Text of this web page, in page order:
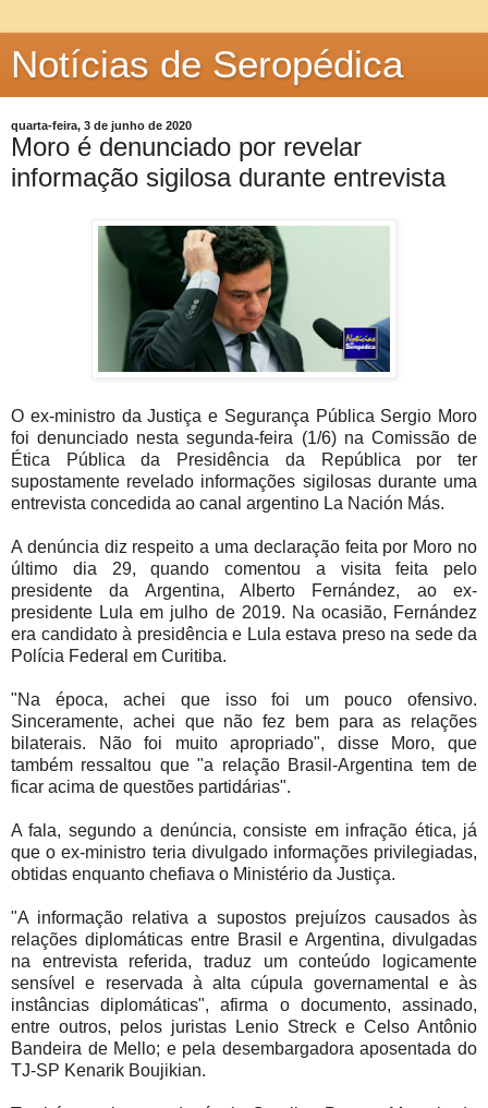
Notícias de Seropédica
quarta-feira, 3 de junho de 2020
Moro é denunciado por revelar
informação sigilosa durante entrevista
O ex-ministro da Justiça e Segurança Pública Sergio Moro
foi denunciado nesta segunda-feira (1/6) na Comissão de
Ética Pública da Presidência da República por ter
supostamente revelado informações sigilosas durante uma
entrevista concedida ao canal argentino La Nación Más.
A denúncia diz respeito a uma declaração feita por Moro no
último dia 29, quando comentou a visita feita pelo
presidente da Argentina, Alberto Fernández, ao ex-
presidente Lula em julho de 2019. Na ocasião, Fernández
era candidato à presidência e Lula estava preso na sede da
Polícia Federal em Curitiba.
"Na época, achei que isso foi um pouco ofensivo.
Sinceramente, achei que não fez bem para as relações
bilaterais. Não foi muito apropriado", disse Moro, que
também ressaltou que "a relação Brasil-Argentina tem de
ficar acima de questões partidárias".
A fala, segundo a denúncia, consiste em infração ética, já
que o ex-ministro teria divulgado informações privilegiadas,
obtidas enquanto chefiava o Ministério da Justiça.
"A informação relativa a supostos prejuízos causados às
relações diplomáticas entre Brasil e Argentina, divulgadas
na entrevista referida, traduz um conteúdo logicamente
sensível e reservada à alta cúpula governamental e às
instâncias diplomáticas", afirma o documento, assinado,
entre outros, pelos juristas Lenio Streck e Celso Antônio
Bandeira de Mello; e pela desembargadora aposentada do
TJ-SP Kenarik Boujikian.